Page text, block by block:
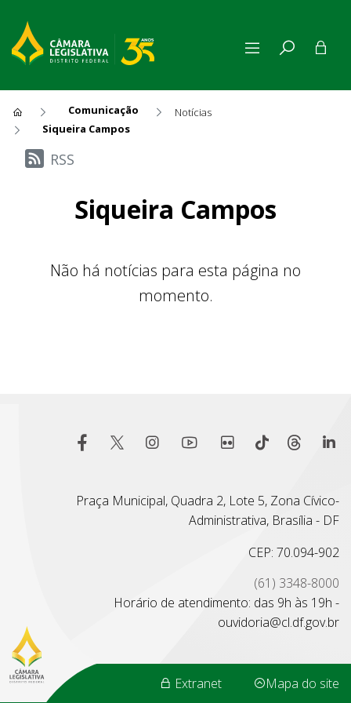
Comunicação
Notícias
Siqueira Campos
Últimas Notícias
RSS
Siqueira Campos
Não há notícias para esta página no
momento.
Praça Municipal, Quadra 2, Lote 5, Zona Cívico-
Administrativa, Brasília - DF
CEP: 70.094-902
(61) 3348-8000
Horário de atendimento: das 9h às 19h -
ouvidoria@cl.df.gov.br
Extranet Mapa do site